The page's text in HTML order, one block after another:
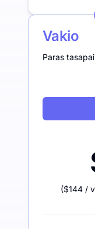
Vakio
Paras
($144 /